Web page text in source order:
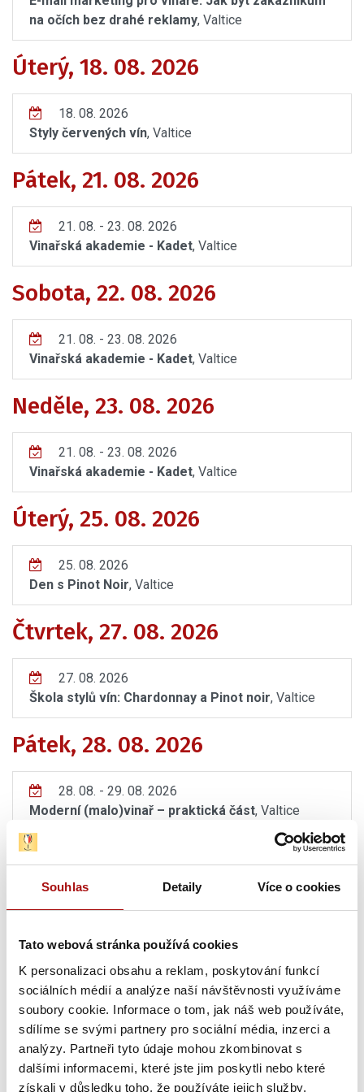
Souhlas Detaily Více o cookies
Tato webová stránka používá cookies
K personalizaci obsahu a reklam, poskytování funkcí
sociálních médií a analýze naší návštěvnosti využíváme
soubory cookie. Informace o tom, jak náš web používáte,
sdílíme se svými partnery pro sociální média, inzerci a
analýzy. Partneři tyto údaje mohou zkombinovat s
dalšími informacemi, které jste jim poskytli nebo které
získali v důsledku toho, že používáte jejich služby.
na očích bez drahé reklamy, Valtice
Úterý, 18. 08. 2026
18. 08. 2026
Styly červených vín, Valtice
Pátek, 21. 08. 2026
21. 08. - 23. 08. 2026
Vinařská akademie - Kadet, Valtice
Sobota, 22. 08. 2026
21. 08. - 23. 08. 2026
Vinařská akademie - Kadet, Valtice
Neděle, 23. 08. 2026
21. 08. - 23. 08. 2026
Vinařská akademie - Kadet, Valtice
Úterý, 25. 08. 2026
25. 08. 2026
Den s Pinot Noir, Valtice
Čtvrtek, 27. 08. 2026
27. 08. 2026
Škola stylů vín: Chardonnay a Pinot noir, Valtice
Pátek, 28. 08. 2026
28. 08. - 29. 08. 2026
Moderní (malo)vinař – praktická část, Valtice
Sobota, 29. 08. 2026
Čtvrtek, 03. 09. 2026
03. 09. 2026
Vinohradnická a vinařská evidence v praxi, Valtice
03. 09. 2026